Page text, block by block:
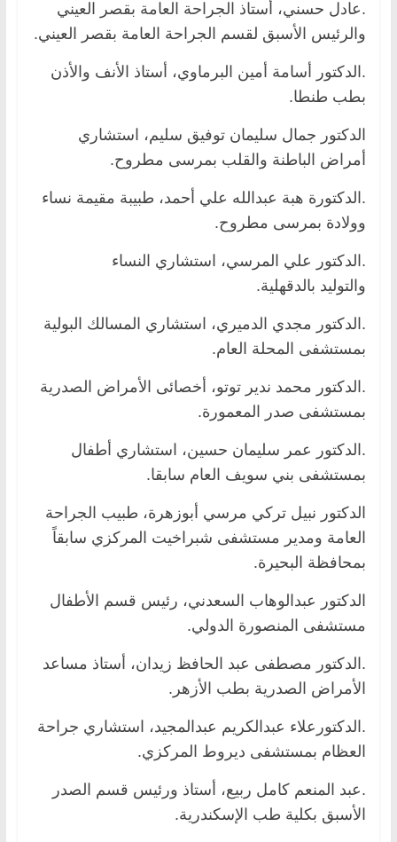
.عادل حسني، أستاذ الجراحة العامة بقصر العيني
والرئيس الأسبق لقسم الجراحة العامة بقصر العيني.
.الدكتور أسامة أمين البرماوي، أستاذ الأنف والأذن
بطب طنطا.
الدكتور جمال سليمان توفيق سليم، استشاري
أمراض الباطنة والقلب بمرسى مطروح.
.الدكتورة هبة عبدالله علي أحمد، طبيبة مقيمة نساء
وولادة بمرسى مطروح.
.الدكتور علي المرسي، استشاري النساء
والتوليد بالدقهلية.
.الدكتور مجدي الدميري، استشاري المسالك البولية
بمستشفى المحلة العام.
.الدكتور محمد ندير توتو، أخصائى الأمراض الصدرية
بمستشفى صدر المعمورة.
.الدكتور عمر سليمان حسين، استشاري أطفال
بمستشفى بني سويف العام سابقا.
الدكتور نبيل تركي مرسي أبوزهرة، طبيب الجراحة
العامة ومدير مستشفى شبراخيت المركزي سابقاً
بمحافظة البحيرة.
الدكتور عبدالوهاب السعدني، رئيس قسم الأطفال
مستشفى المنصورة الدولي.
.الدكتور مصطفى عبد الحافظ زيدان، أستاذ مساعد
الأمراض الصدرية بطب الأزهر.
.الدكتورعلاء عبدالكريم عبدالمجيد، استشاري جراحة
العظام بمستشفى ديروط المركزي.
.عبد المنعم كامل ربيع، أستاذ ورئيس قسم الصدر
الأسبق بكلية طب الإسكندرية.